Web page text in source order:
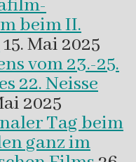
beim II.
15. Mai 2025
vom 23.-25.
22. Neisse
2025
Tag beim
ganz im